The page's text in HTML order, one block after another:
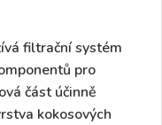
filtrační systém
pro
část účinně
kokosových